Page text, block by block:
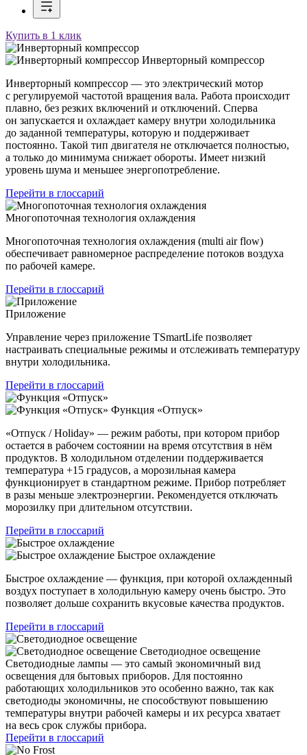
Купить в 1 клик
Инверторный компрессор
Инверторный компрессор — это электрический мотор
с регулируемой частотой вращения вала. Работа происходит
плавно, без резких включений и отключений. Сперва
он запускается и охлаждает камеру внутри холодильника
до заданной температуры, которую и поддерживает
постоянно. Такой тип двигателя не отключается полностью,
а только до минимума снижает обороты. Имеет низкий
уровень шума и меньшее энергопотребление.
Перейти в глоссарий
Многопоточная технология охлаждения
Многопоточная технология охлаждения (multi air flow)
обеспечивает равномерное распределение потоков воздуха
по рабочей камере.
Перейти в глоссарий
Приложение
Управление через приложение TSmartLife позволяет
настраивать специальные режимы и отслеживать температуру
внутри холодильника.
Перейти в глоссарий
Функция «Отпуск»
«Отпуск / Holiday» — режим работы, при котором прибор
остается в рабочем состоянии на время отсутствия в нём
продуктов. В холодильном отделении поддерживается
температура +15 градусов, а морозильная камера
функционирует в стандартном режиме. Прибор потребляет
в разы меньше электроэнергии. Рекомендуется отключать
морозилку при длительном отсутствии.
Перейти в глоссарий
Быстрое охлаждение
Быстрое охлаждение — функция, при которой охлажденный
воздух поступает в холодильную камеру очень быстро. Это
позволяет дольше сохранить вкусовые качества продуктов.
Перейти в глоссарий
Светодиодное освещение
Светодиодные лампы — это самый экономичный вид
освещения для бытовых приборов. Для постоянно
работающих холодильников это особенно важно, так как
светодиоды экономичны, не способствуют повышению
температуры внутри рабочей камеры и их ресурса хватает
на весь срок службы прибора.
Перейти в глоссарий